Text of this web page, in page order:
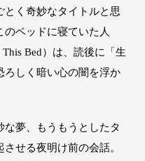
く奇妙なタイトルと思
ベッドに寝ていた人
Bed）は、読後に「生
ろしく暗い心の闇を浮か
夢、もうもうとしたタ
せる夜明け前の会話。